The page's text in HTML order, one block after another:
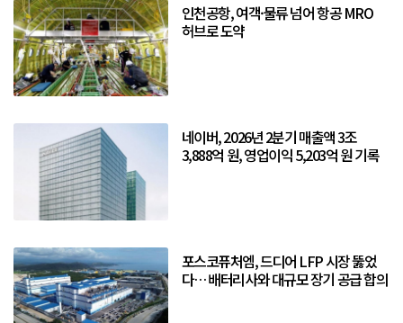
인천공항, 여객·물류 넘어 항공 MRO
허브로 도약
네이버, 2026년 2분기 매출액 3조
3,888억 원, 영업이익 5,203억 원 기록
포스코퓨처엠, 드디어 LFP 시장 뚫었
다… 배터리사와 대규모 장기 공급 합의